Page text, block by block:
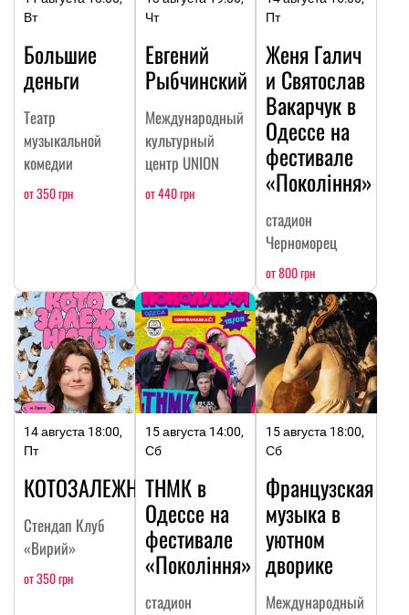
Вт
Большие
деньги
Театр
музыкальной
комедии
от 350 грн
Чт
Евгений
Рыбчинский
Международный
культурный
центр UNION
от 440 грн
Пт
Женя Галич
и Святослав
Вакарчук в
Одессе на
фестивале
«Покоління»
стадион
Черноморец
от 800 грн
14 августа 18:00,
Пт
КОТОЗАЛЕЖНОСТЬ
Стендап Клуб
«Вирий»
от 350 грн
15 августа 14:00,
Сб
ТНМК в
Одессе на
фестивале
«Покоління»
стадион
15 августа 18:00,
Сб
Французская
музыка в
уютном
дворике
Международный